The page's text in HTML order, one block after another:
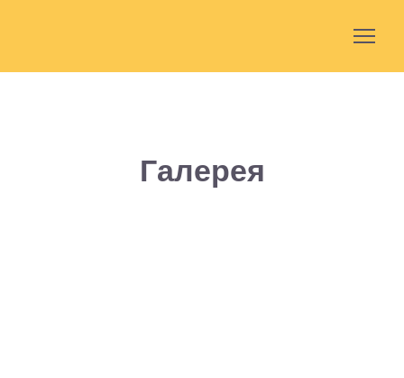
Галерея